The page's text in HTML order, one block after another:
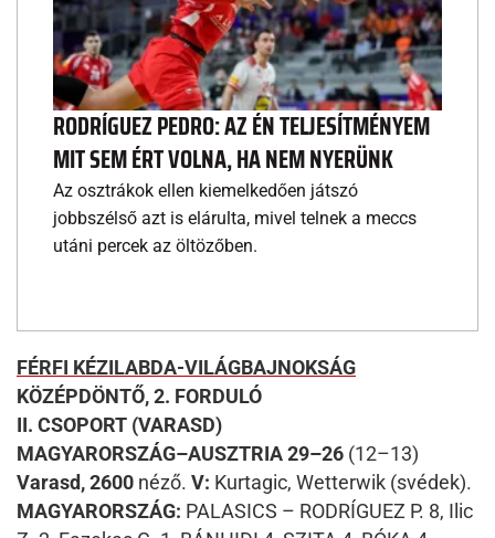
RODRÍGUEZ PEDRO: AZ ÉN TELJESÍTMÉNYEM
MIT SEM ÉRT VOLNA, HA NEM NYERÜNK
Az osztrákok ellen kiemelkedően játszó
jobbszélső azt is elárulta, mivel telnek a meccs
utáni percek az öltözőben.
FÉRFI KÉZILABDA-VILÁGBAJNOKSÁG
KÖZÉPDÖNTŐ, 2. FORDULÓ
II. CSOPORT (VARASD)
MAGYARORSZÁG–AUSZTRIA 29–26 (12–13)
Varasd, 2600 néző. V: Kurtagic, Wetterwik (svédek).
MAGYARORSZÁG: PALASICS – RODRÍGUEZ P. 8, Ilic